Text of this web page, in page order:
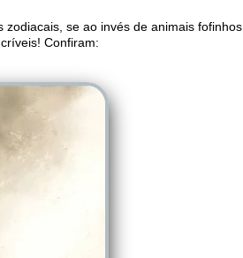
se ao invés de animais fofinhos,
Confiram: